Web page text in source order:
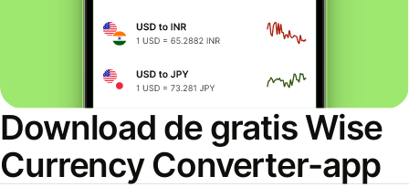
Download de gratis Wise
Currency Converter-app